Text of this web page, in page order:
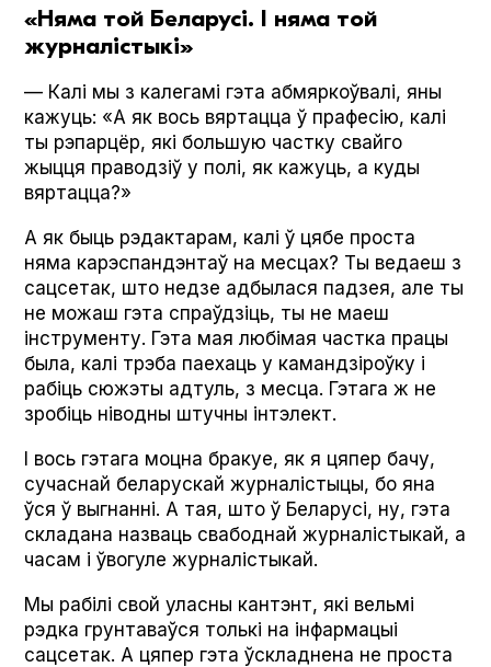
«Няма той Беларусі. І няма той
журналістыкі»
— Калі мы з калегамі гэта абмяркоўвалі, яны
кажуць: «А як вось вяртацца ў прафесію, калі
ты рэпарцёр, які большую частку свайго
жыцця праводзіў у полі, як кажуць, а куды
вяртацца?»
А як быць рэдактарам, калі ў цябе проста
няма карэспандэнтаў на месцах? Ты ведаеш з
сацсетак, што недзе адбылася падзея, але ты
не можаш гэта спраўдзіць, ты не маеш
інструменту. Гэта мая любімая частка працы
была, калі трэба паехаць у камандзіроўку і
рабіць сюжэты адтуль, з месца. Гэтага ж не
зробіць ніводны штучны інтэлект.
І вось гэтага моцна бракуе, як я цяпер бачу,
сучаснай беларускай журналістыцы, бо яна
ўся ў выгнанні. А тая, што ў Беларусі, ну, гэта
складана назваць свабоднай журналістыкай, а
часам і ўвогуле журналістыкай.
Мы рабілі свой уласны кантэнт, які вельмі
рэдка грунтаваўся толькі на інфармацыі
сацсетак. А цяпер гэта ўскладнена не проста